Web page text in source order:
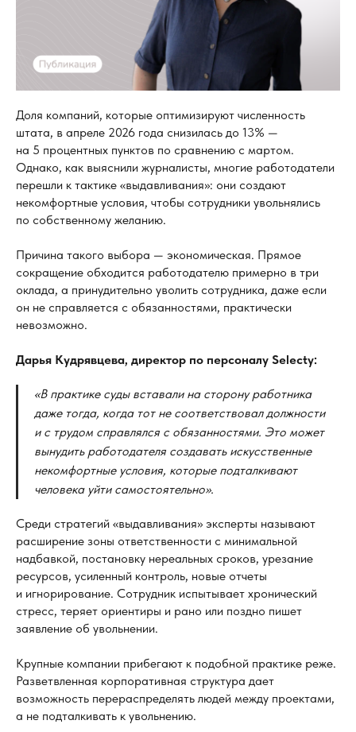
Доля компаний, которые оптимизируют численность
штата, в апреле 2026 года снизилась до 13% —
на 5 процентных пунктов по сравнению с мартом.
Однако, как выяснили журналисты, многие работодатели
перешли к тактике «выдавливания»: они создают
некомфортные условия, чтобы сотрудники увольнялись
по собственному желанию.
Причина такого выбора — экономическая. Прямое
сокращение обходится работодателю примерно в три
оклада, а принудительно уволить сотрудника, даже если
он не справляется с обязанностями, практически
невозможно.
Дарья Кудрявцева, директор по персоналу Selecty:
«В практике суды вставали на сторону работника
даже тогда, когда тот не соответствовал должности
и с трудом справлялся с обязанностями. Это может
вынудить работодателя создавать искусственные
некомфортные условия, которые подталкивают
человека уйти самостоятельно».
Среди стратегий «выдавливания» эксперты называют
расширение зоны ответственности с минимальной
надбавкой, постановку нереальных сроков, урезание
ресурсов, усиленный контроль, новые отчеты
и игнорирование. Сотрудник испытывает хронический
стресс, теряет ориентиры и рано или поздно пишет
заявление об увольнении.
Крупные компании прибегают к подобной практике реже.
Разветвленная корпоративная структура дает
возможность перераспределять людей между проектами,
а не подталкивать к увольнению.